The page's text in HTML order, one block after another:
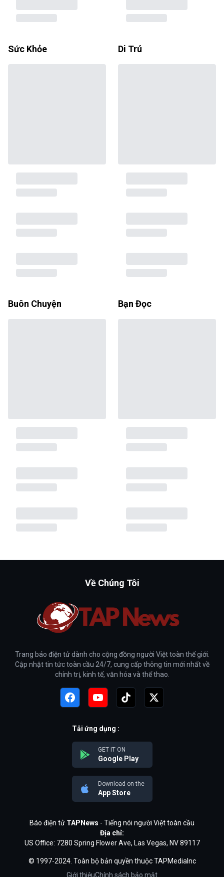
Sức Khỏe Di Trú
Buôn Chuyện Bạn Đọc
Về Chúng Tôi
Trang báo điện tử dành cho cộng đồng người Việt toàn thế giới.
Cập nhật tin tức toàn cầu 24/7, cung cấp thông tin mới nhất về
chính trị, kinh tế, văn hóa và thể thao.
Tải ứng dụng :
GET IT ON
Google Play
Download on the
App Store
Báo điện tử TAPNews - Tiếng nói người Việt toàn cầu
Địa chỉ:
US Office: 7280 Spring Flower Ave, Las Vegas, NV 89117
© 1997-2024. Toàn bộ bản quyền thuộc TAPMediaInc
Giới thiệuChính sách bảo mật